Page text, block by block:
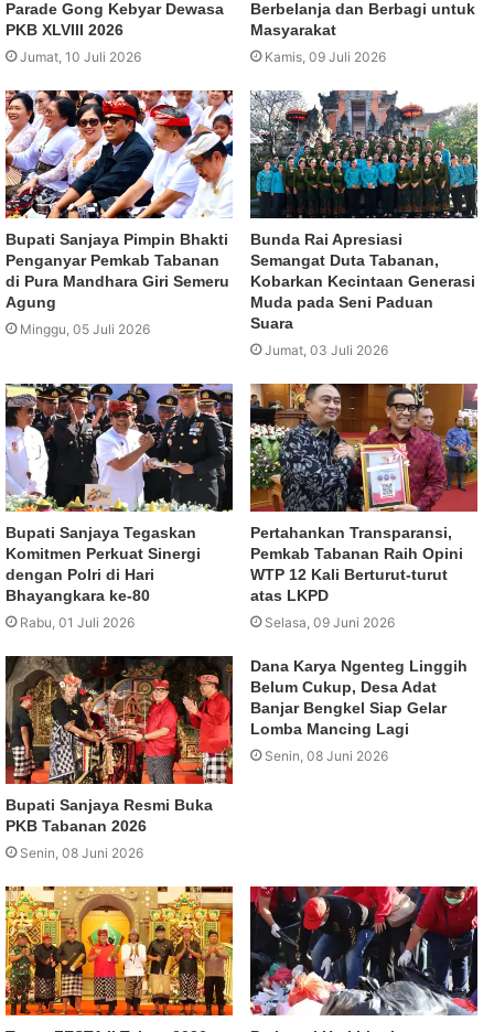
Parade Gong Kebyar Dewasa
PKB XLVIII 2026
Jumat, 10 Juli 2026
Berbelanja dan Berbagi untuk
Masyarakat
Kamis, 09 Juli 2026
Bupati Sanjaya Pimpin Bhakti
Penganyar Pemkab Tabanan
di Pura Mandhara Giri Semeru
Agung
Minggu, 05 Juli 2026
Bunda Rai Apresiasi
Semangat Duta Tabanan,
Kobarkan Kecintaan Generasi
Muda pada Seni Paduan
Suara
Jumat, 03 Juli 2026
Bupati Sanjaya Tegaskan
Komitmen Perkuat Sinergi
dengan Polri di Hari
Bhayangkara ke-80
Rabu, 01 Juli 2026
Pertahankan Transparansi,
Pemkab Tabanan Raih Opini
WTP 12 Kali Berturut-turut
atas LKPD
Selasa, 09 Juni 2026
Bupati Sanjaya Resmi Buka
PKB Tabanan 2026
Senin, 08 Juni 2026
Dana Karya Ngenteg Linggih
Belum Cukup, Desa Adat
Banjar Bengkel Siap Gelar
Lomba Mancing Lagi
Senin, 08 Juni 2026